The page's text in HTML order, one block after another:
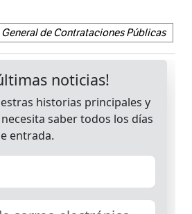
de Contrataciones Públicas